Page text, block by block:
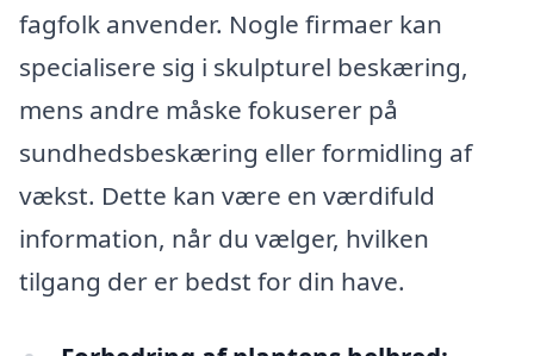
fagfolk anvender. Nogle firmaer kan
specialisere sig i skulpturel beskæring,
mens andre måske fokuserer på
sundhedsbeskæring eller formidling af
vækst. Dette kan være en værdifuld
information, når du vælger, hvilken
tilgang der er bedst for din have.